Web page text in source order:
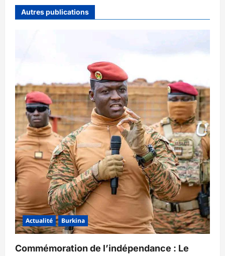
Autres publications
Actualité Burkina
Commémoration de l’indépendance : Le